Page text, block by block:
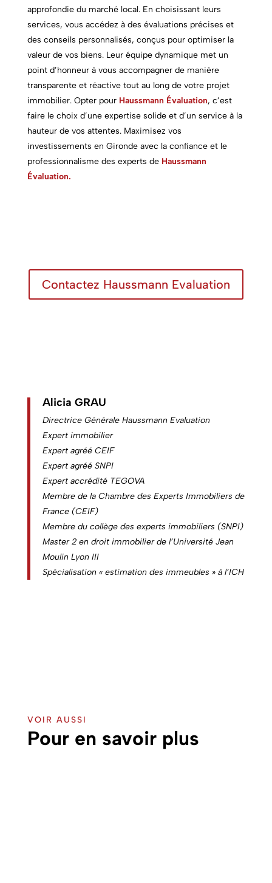
approfondie du marché local. En choisissant leurs
services, vous accédez à des évaluations précises et
des conseils personnalisés, conçus pour optimiser la
valeur de vos biens. Leur équipe dynamique met un
point d’honneur à vous accompagner de manière
transparente et réactive tout au long de votre projet
immobilier. Opter pour Haussmann Évaluation, c’est
faire le choix d’une expertise solide et d’un service à la
hauteur de vos attentes. Maximisez vos
investissements en Gironde avec la confiance et le
professionnalisme des experts de Haussmann
Évaluation.
Contactez Haussmann Evaluation
Alicia GRAU
Directrice Générale Haussmann Evaluation
Expert immobilier
Expert agréé CEIF
Expert agréé SNPI
Expert accrédité TEGOVA
Membre de la Chambre des Experts Immobiliers de
France (CEIF)
Membre du collège des experts immobiliers (SNPI)
Master 2 en droit immobilier de l’Université Jean
Moulin Lyon III
Spécialisation « estimation des immeubles » à l’ICH
VOIR AUSSI
Pour en savoir plus